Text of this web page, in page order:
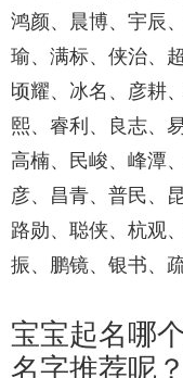
鸿颜、晨博、宇辰
瑜、满标、侠治、
顷耀、冰名、彦耕
熙、睿利、良志、
高楠、民峻、峰潭
彦、昌青、普民、
路勋、聪侠、杭观
振、鹏镜、银书、
宝宝起名哪
名字推荐呢？